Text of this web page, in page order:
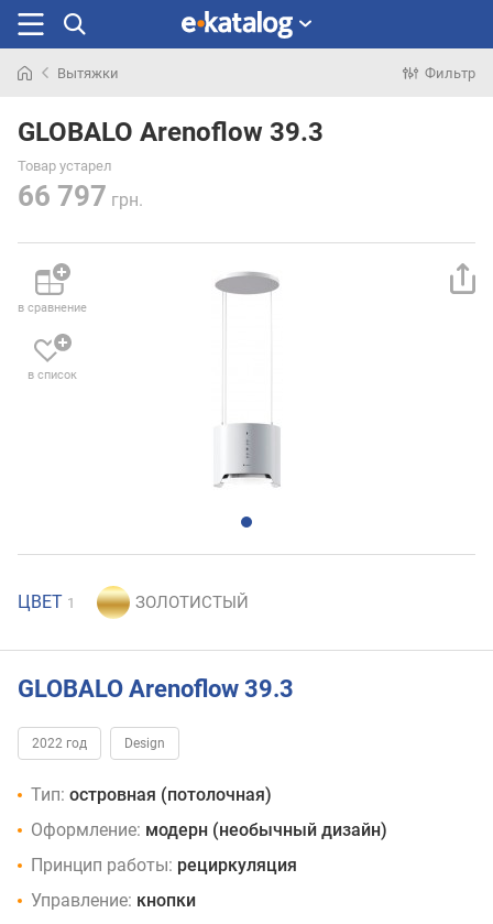
раньше
Вытяжки Фильтр
GLOBALO Arenoflow 39.3
Товар устарел
66 797 грн.
в сравнение
в список
ЦВЕТ 1
GLOBALO Arenoflow 39.3
2022 год Design
Тип: островная (потолочная)
Оформление: модерн (необычный дизайн)
Принцип работы: рециркуляция
Управление: кнопки